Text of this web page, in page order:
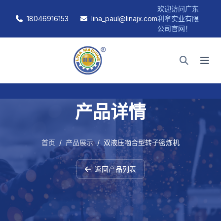
18046916153 lina_paul@linajx.com
欢迎访问广东
利拿实业有限
公司官网！
产品详情
首页 / 产品展示 / 双液压啮合型转子密炼机
返回产品列表